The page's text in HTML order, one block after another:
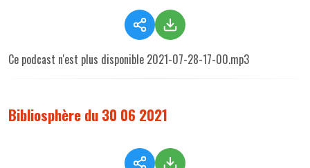
Ce podcast n'est plus disponible 2021-07-28-17-00.mp3
Bibliosphère du 30 06 2021